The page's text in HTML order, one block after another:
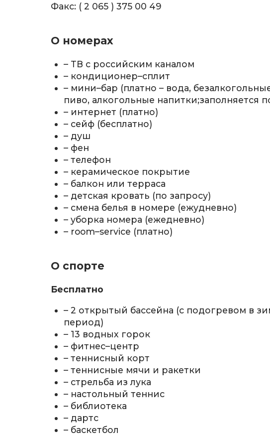
Факс: ( 2 065 ) 375 00 49
О номерах
– ТВ с российским каналом
– кондиционер–сплит
– мини–бар (платно – вода,
пиво, алкогольные напитки;заполняется
– интернет (платно)
– сейф (бесплатно)
– душ
– фен
– телефон
– керамическое покрытие
– балкон или терраса
– детская кровать (по запросу)
– смена белья в номере (ежудневно)
– уборка номера (ежедневно)
– room–service (платно)
О спорте
Бесплатно
– 2 открытый бассейна (с подогревом в
период)
– 13 водных горок
– фитнес–центр
– теннисный корт
– теннисные мячи и ракетки
– стрельба из лука
– настольный теннис
– библиотека
– дартс
– баскетбол